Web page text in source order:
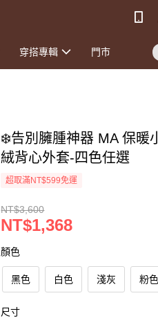
穿搭專輯 門市
❄️告別臃腫神器 MA 保暖
絨背心外套-四色任選
超取滿NT$599免運
NT$3,600
NT$1,368
顏色
黑色 白色 淺灰 粉色
尺寸